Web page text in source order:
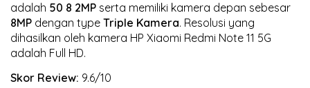
adalah 50 8 2MP serta memiliki kamera depan sebesar
8MP dengan type Triple Kamera. Resolusi yang
dihasilkan oleh kamera HP Xiaomi Redmi Note 11 5G
adalah Full HD.
Skor Review: 9.6/10